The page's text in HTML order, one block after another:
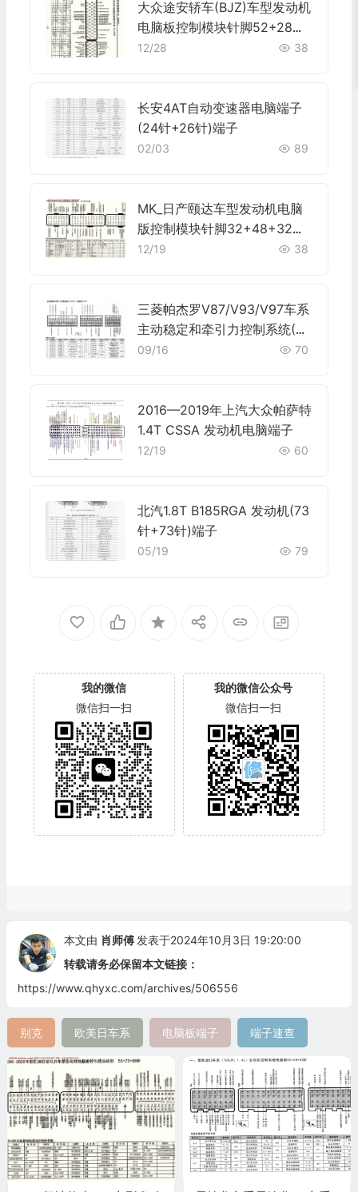
大众途安轿车(BJZ)车型发动机
电脑板控制模块针脚52+28针
端子图
12/28 38
长安4AT自动变速器电脑端子
(24针+26针)端子
02/03 89
MK_日产颐达车型发动机电脑
版控制模块针脚32+48+32针
端子图
12/19 38
三菱帕杰罗V87/V93/V97车系
主动稳定和牵引力控制系统(AS
TC)电脑板87针端子
09/16 70
2016—2019年上汽大众帕萨特
1.4T CSSA 发动机电脑端子
12/19 60
北汽1.8T B185RGA 发动机(73
针+73针)端子
05/19 79
我的微信
微信扫一扫
我的微信公众号
微信扫一扫
本文由 肖师傅 发表于2024年10月3日 19:20:00
转载请务必保留本文链接：
https://www.qhyxc.com/archives/506556
别克 欧美日车系 电脑板端子 端子速查